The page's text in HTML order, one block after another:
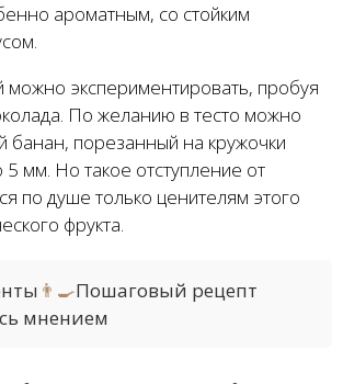
ароматным, со стойким
можно экспериментировать, пробуя
По желанию в тесто можно
банан, порезанный на кружочки
мм. Но такое отступление от
по душе только ценителям этого
фрукта.
👨‍🍳Пошаговый рецепт
мнением